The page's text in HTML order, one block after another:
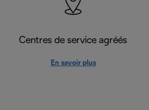
Centres de service agréés
En savoir plus